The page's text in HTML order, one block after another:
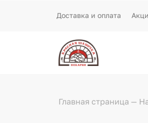
Доставка и оплата
Главная страница